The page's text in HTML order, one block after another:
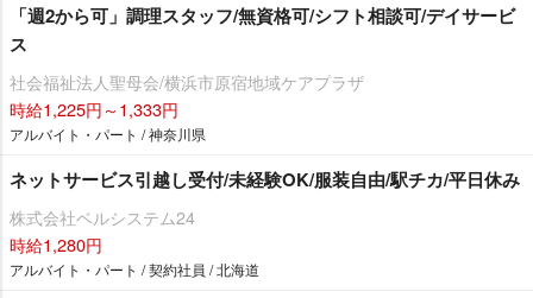
「週2から可」調理スタッフ/無資格可/シフト相談可/デイサービ
ス
社会福祉法人聖母会/横浜市原宿地域ケアプラザ
時給1,225円～1,333円
アルバイト・パート / 神奈川県
ネットサービス引越し受付/未経験OK/服装自由/駅チカ/平日休み
株式会社ベルシステム24
時給1,280円
アルバイト・パート / 契約社員 / 北海道